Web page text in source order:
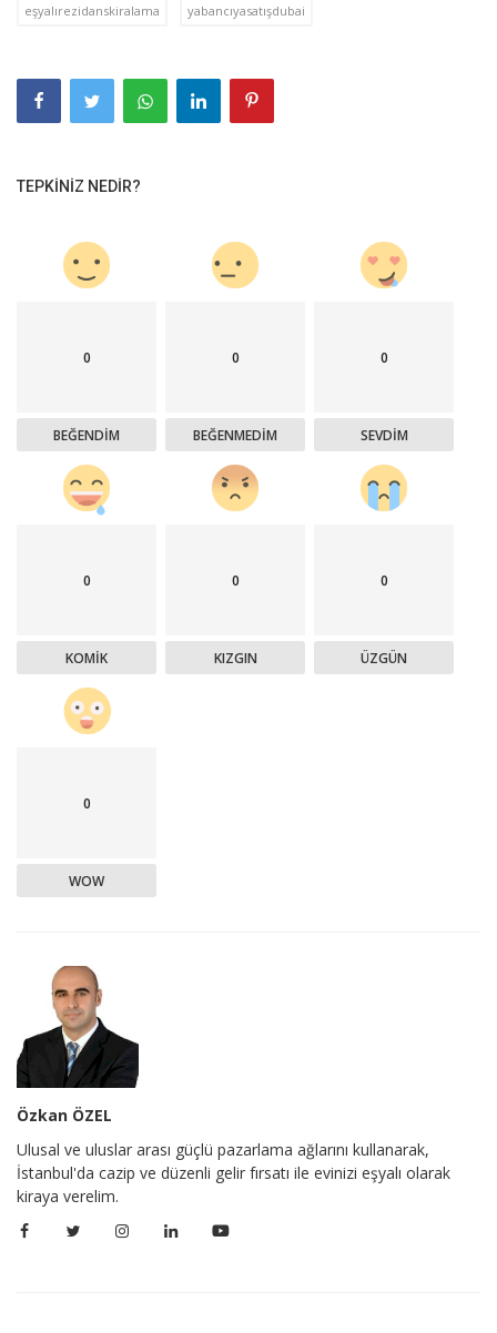
eşyalırezidanskiralama yabancıyasatışdubai
TEPKINIZ NEDIR?
0
BEĞENDIM
0
BEĞENMEDIM
0
SEVDIM
0
KOMIK
0
KIZGIN
0
ÜZGÜN
0
WOW
Özkan ÖZEL
Ulusal ve uluslar arası güçlü pazarlama ağlarını kullanarak,
İstanbul'da cazip ve düzenli gelir fırsatı ile evinizi eşyalı olarak
kiraya verelim.